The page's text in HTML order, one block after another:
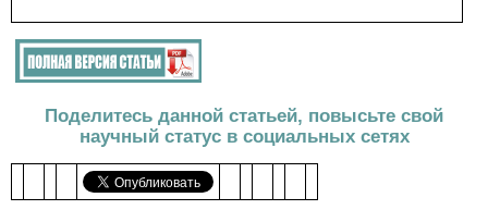
Поделитесь данной статьей, повысьте свой
научный статус в социальных сетях